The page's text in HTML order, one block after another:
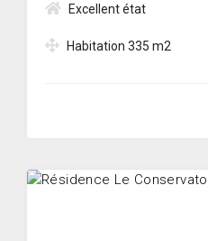
Excellent état
Habitation 335 m2